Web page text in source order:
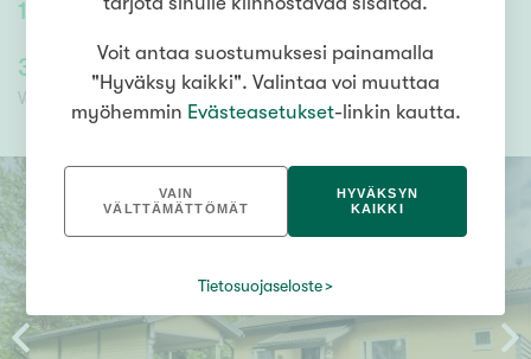
103 /103m² 4h k s terassi autokatos
319 000,00 €
Velaton hinta
319 000,00 €
Voit antaa suostumuksesi painamalla
"Hyväksy kaikki". Valintaa voi muuttaa
myöhemmin Evästeasetukset-linkin kautta.
VAIN
VÄLTTÄMÄTTÖMÄT
HYVÄKSYN
KAIKKI
Tietosuojaseloste